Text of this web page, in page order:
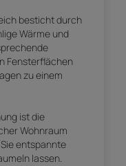
besticht durch
Wärme und
Fensterflächen
zu einem
ist die
Wohnraum
entspannte
lassen.